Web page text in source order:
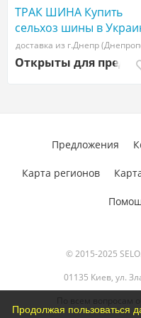
Продолжая пользоваться
ТРАК ШИНА Купить
сельхоз шины в
| WWW
| Сельхоз резина
900/60R32 Трак шина
доставка из г.Днепр
Открыты для
© 2015-2025
01135 Киев, ул.
Предложения
Карта регионов